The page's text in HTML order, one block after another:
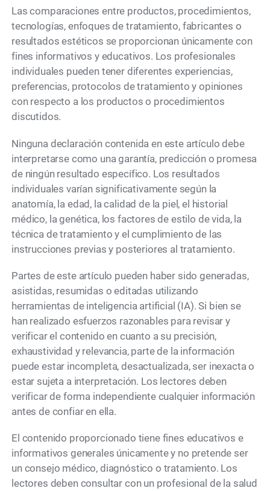
Las comparaciones entre productos, procedimientos,
tecnologías, enfoques de tratamiento, fabricantes o
resultados estéticos se proporcionan únicamente con
fines informativos y educativos. Los profesionales
individuales pueden tener diferentes experiencias,
preferencias, protocolos de tratamiento y opiniones
con respecto a los productos o procedimientos
discutidos.
Ninguna declaración contenida en este artículo debe
interpretarse como una garantía, predicción o promesa
de ningún resultado específico. Los resultados
individuales varían significativamente según la
anatomía, la edad, la calidad de la piel, el historial
médico, la genética, los factores de estilo de vida, la
técnica de tratamiento y el cumplimiento de las
instrucciones previas y posteriores al tratamiento.
Partes de este artículo pueden haber sido generadas,
asistidas, resumidas o editadas utilizando
herramientas de inteligencia artificial (IA). Si bien se
han realizado esfuerzos razonables para revisar y
verificar el contenido en cuanto a su precisión,
exhaustividad y relevancia, parte de la información
puede estar incompleta, desactualizada, ser inexacta o
estar sujeta a interpretación. Los lectores deben
verificar de forma independiente cualquier información
antes de confiar en ella.
El contenido proporcionado tiene fines educativos e
informativos generales únicamente y no pretende ser
un consejo médico, diagnóstico o tratamiento. Los
lectores deben consultar con un profesional de la salud